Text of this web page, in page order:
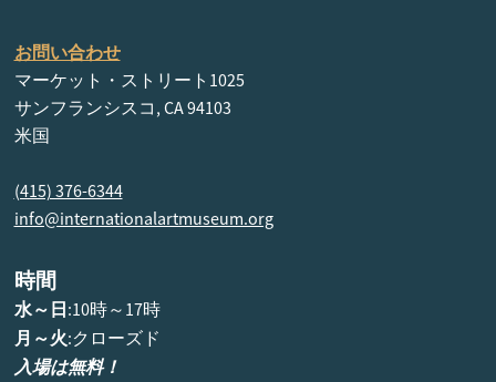
お問い合わせ
マーケット・ストリート1025
サンフランシスコ, CA 94103
米国
(415) 376-6344
info@internationalartmuseum.org
時間
水～日:10時～17時
月～火:クローズド
入場は無料！